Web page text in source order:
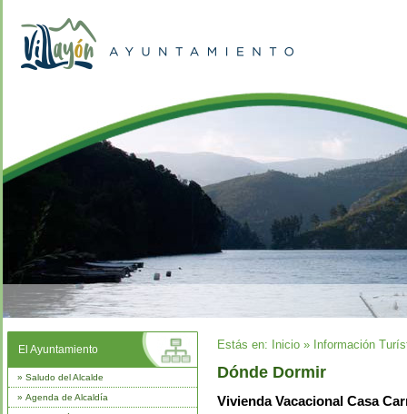
El Ayuntamiento
» Saludo del Alcalde
» Agenda de Alcaldía
Estás en: Inicio » Información
Dónde Dormir
Vivienda Vacacional Casa